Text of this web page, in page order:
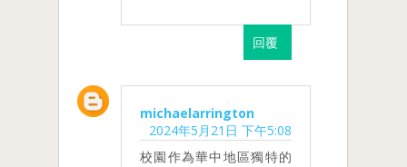
回覆
michaelarrington
2024年5月21日 下午5:08
校園作為華中地區獨特的